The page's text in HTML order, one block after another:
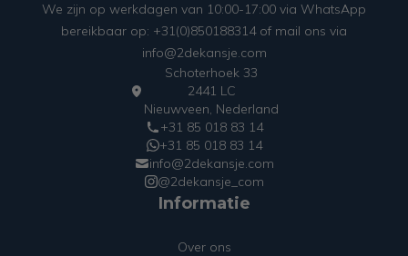
We zijn op werkdagen van 10:00-17:00 via WhatsApp
bereikbaar op: +31(0)850188314 of mail ons via
info@2dekansje.com
Schoterhoek 33
2441 LC
Nieuwveen, Nederland
+31 85 018 83 14
+31 85 018 83 14
info@2dekansje.com
@2dekansje_com
Informatie
Over ons